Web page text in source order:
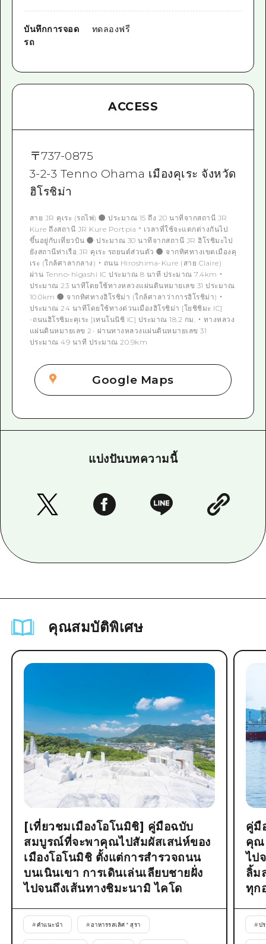
บันทึกการจอด
รถ
ทดลองฟรี
ACCESS
〒737-0875
3-2-3 Tenno Ohama เมืองคุเระ จังหวัด
ฮิโรชิม่า
สาย JR คุเระ (รถไฟ) ● ประมาณ 15 ถึง 20 นาทีจากสถานี JR
Kure ถึงสถานี JR Kure Portpia * เวลาที่ใช้จะแตกต่างกันไป
ขึ้นอยู่กับเที่ยวบิน ● ประมาณ 30 นาทีจากสถานี JR ฮิโรชิมะไป
ยังสถานีท่าเรือ JR คุเระ รถยนต์ส่วนตัว ● จากทิศทางเขตเมืองคุ
เระ (ใกล้ศาลากลาง) ・ ถนน Hiroshima-Kure (สาย Claire)
ผ่าน Tenno-higashi IC ประมาณ 8 นาที ประมาณ 7.4km ・
ประมาณ 23 นาทีโดยใช้ทางหลวงแผ่นดินหมายเลข 31 ประมาณ
10.0km ● จากทิศทางฮิโรชิม่า (ใกล้ศาลาว่าการฮิโรชิม่า) ・
ประมาณ 24 นาทีโดยใช้ทางด่วนเมืองฮิโรชิม่า [โยชิชิมะ IC]
-ถนนฮิโรชิมะคุเระ [เทนโนนิชิ IC] ประมาณ 18.2 กม. ・ ทางหลวง
แผ่นดินหมายเลข 2- ผ่านทางหลวงแผ่นดินหมายเลข 31
ประมาณ 49 นาที ประมาณ 20.9km
Google Maps
แบ่งปันบทความนี้
คุณสมบัติพิเศษ
[เที่ยวชมเมืองโอโนมิชิ] คู่มือฉบับ
สมบูรณ์ที่จะพาคุณไปสัมผัสเสน่ห์ของ
เมืองโอโนมิชิ ตั้งแต่การสำรวจถนน
บนเนินเขา การเดินเล่นเลียบชายฝั่ง
ไปจนถึงเส้นทางชิมะนามิ ไคโด
#คำแนะนำ # อาหารรสเลิศ * สุรา
คู่มื
คุณ
ไป
ลิ้ม
ทุก
#ป